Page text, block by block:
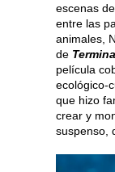
escenas
entre las
animales,
de
película
ecológico-
que hizo
crear y
suspenso,